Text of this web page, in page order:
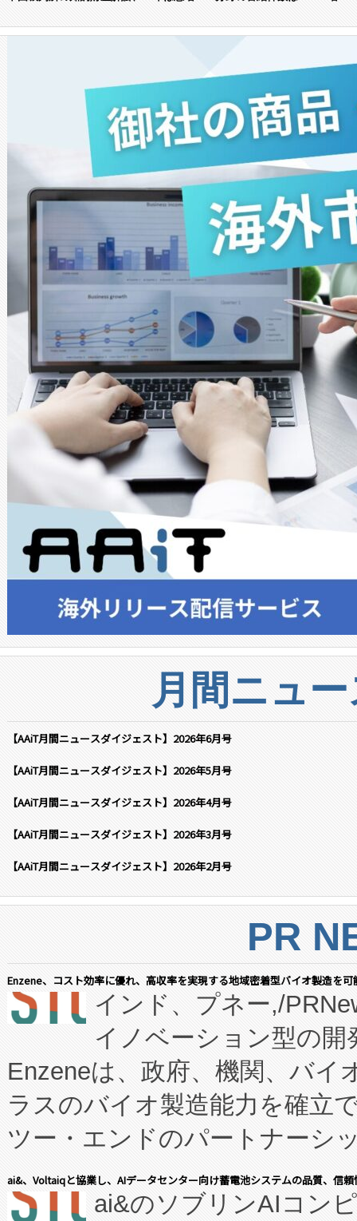
月間ニュ
【AAiT月間ニュースダイジェスト】2026年6月号
【AAiT月間ニュースダイジェスト】2026年5月号
【AAiT月間ニュースダイジェスト】2026年4月号
【AAiT月間ニュースダイジェスト】2026年3月号
【AAiT月間ニュースダイジェスト】2026年2月号
PR
Enzene、コスト効率に優れ、高収率を実現する地域密着型バイオ製造を
インド、プネー,/
イノベーション型の
Enzeneは、政府、機関、バイ
ラスのバイオ製造能力を確立
ツー・エンドのパートナーシ
表しました。 同社の実績ある
manufacturing™ (FCCM™) プ
ai&、Voltaiqと協業し、AIデータセンター向け蓄電池システムの品質、信
ai&のソブリンAIコン